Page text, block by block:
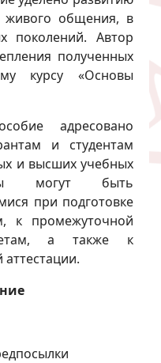
живого общения, в
поколений. Автор
полученных
курсу «Основы
адресовано
и студентам
и высших учебных
могут быть
при подготовке
к промежуточной
а также к
аттестации.